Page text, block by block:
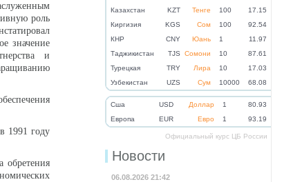
Казахстан
KZT Тенге 100
17.15
Киргизия
KGS Сом 100
92.54
КНР
CNY Юань 1
11.97
Таджикистан
TJS Сомони 10
87.61
Турецкая
TRY Лира 10
17.03
Узбекистан
UZS Сум 10000 68.08
Cша USD Доллар 1
80.93
Eвропа
EUR Евро 1 93.19
Официальный курс ЦБ России
Новости
06.08.2026 21:42
роль
значение
и
1991 году
обретения